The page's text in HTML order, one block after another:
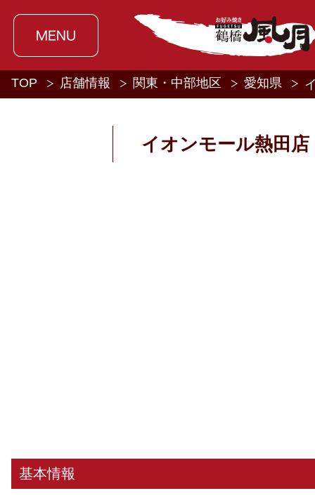
TOP 店舗情報 関東・中部地区 愛知県
イオンモール熱田店
基本情報